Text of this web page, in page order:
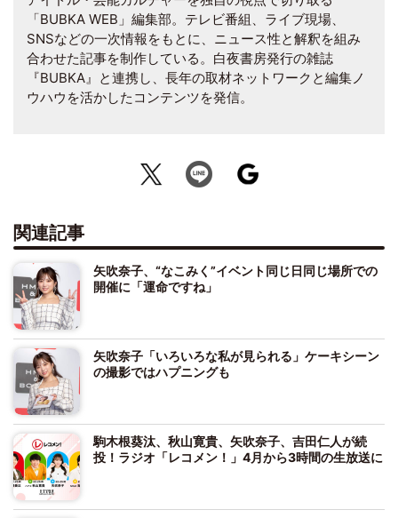
「BUBKA WEB」編集部。テレビ番組、ライブ現場、
SNSなどの一次情報をもとに、ニュース性と解釈を組み
合わせた記事を制作している。白夜書房発行の雑誌
『BUBKA』と連携し、長年の取材ネットワークと編集ノ
ウハウを活かしたコンテンツを発信。
関連記事
矢吹奈子、“なこみく”イベント同じ日同じ場所での
開催に「運命ですね」
矢吹奈子「いろいろな私が見られる」ケーキシーン
の撮影ではハプニングも
駒木根葵汰、秋山寛貴、矢吹奈子、吉田仁人が続
投！ラジオ「レコメン！」4月から3時間の生放送に